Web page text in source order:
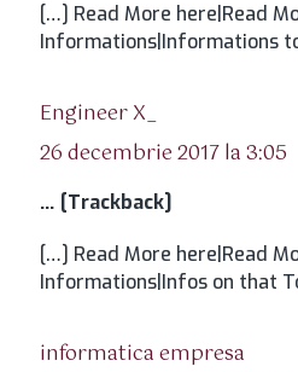
[…] Read More here|Read
Informations|Informations
Engineer X_
26 decembrie 2017 la 3:05
… [Trackback]
[…] Read More here|Read
Informations|Infos on that
informatica empresa